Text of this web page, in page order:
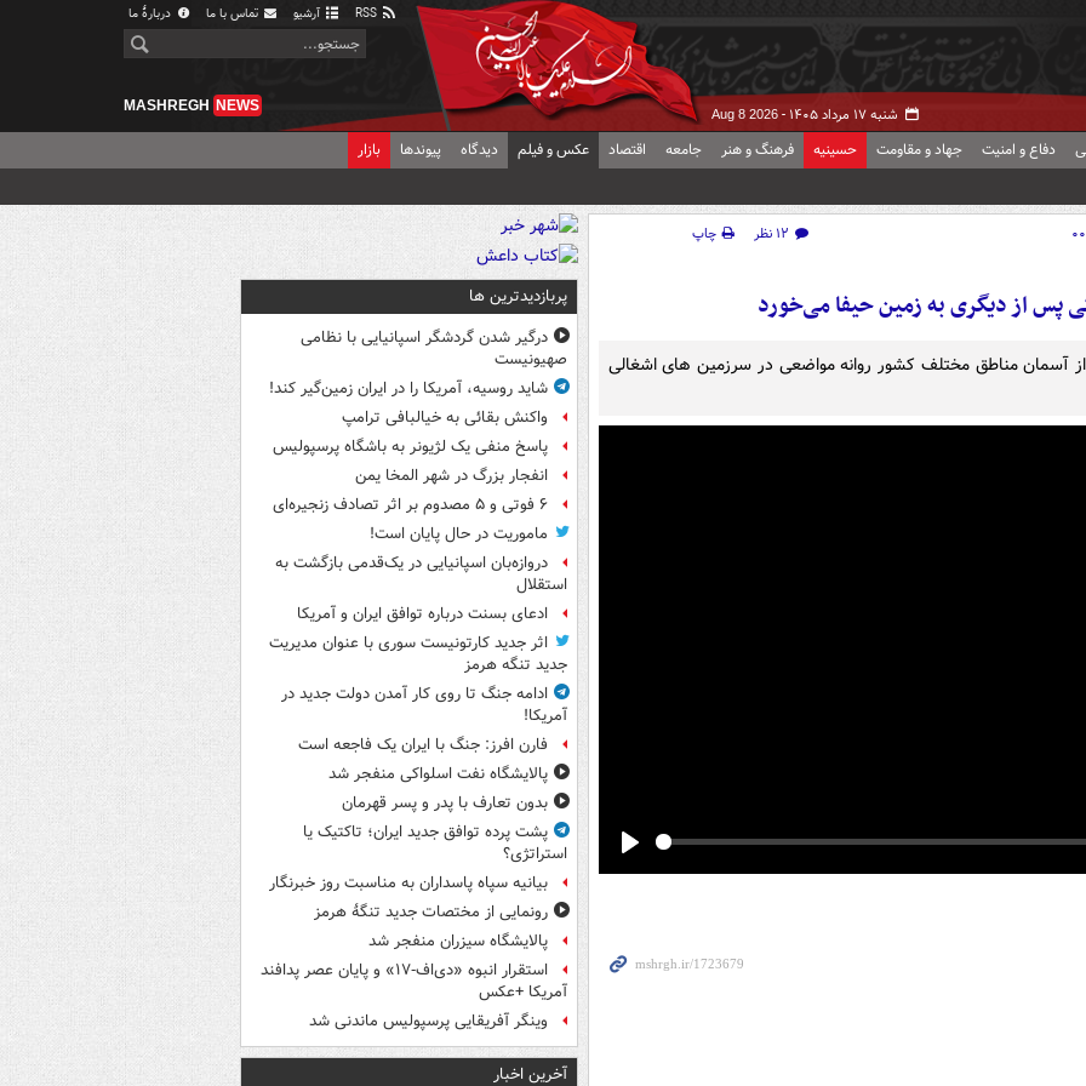
آرشیو تماس با ما دربارهٔ ما
شنبه ۱۷ مرداد ۱۴۰۵ - Aug 8 2026
MASHREGH NEWS
دفاع و امنیت جهاد و مقاومت حسینیه فرهنگ و هنر جامعه اقتصاد عکس و فیلم دیدگاه پیوندها بازار
۱۲ نظر
چاپ
پس از دیگری به زمین حیفا می‌خورد
آسمان مناطق مختلف کشور روانه مواضعی در سرزمین های اشغالی
پربازدیدترین ها
درگیر شدن گردشگر اسپانیایی با نظامی
صهیونیست
شاید روسیه، آمریکا را در ایران زمین‌گیر کند!
واکنش بقائی به خیالبافی ترامپ
پاسخ منفی یک لژیونر به باشگاه پرسپولیس
انفجار بزرگ در شهر المخا یمن
۶ فوتی و ۵ مصدوم بر اثر تصادف زنجیره‌ای
ماموریت در حال پایان است!
دروازه‌بان اسپانیایی در یک‌قدمی بازگشت به
استقلال
ادعای بسنت درباره توافق ایران و آمریکا
اثر جدید کارتونیست سوری با عنوان مدیریت
جدید تنگه هرمز
ادامه جنگ تا روی کار آمدن دولت جدید در
آمریکا!
فارن افرز: جنگ با ایران یک فاجعه است
پالایشگاه نفت اسلواکی منفجر شد
بدون تعارف با پدر و پسر قهرمان
پشت پرده توافق جدید ایران؛ تاکتیک یا
استراتژی؟
بیانیه سپاه پاسداران به مناسبت روز خبرنگار
رونمایی از مختصات جدید تنگۀ هرمز
پالایشگاه سیزران منفجر شد
استقرار انبوه «دی‌اف‑۱۷» و پایان عصر پدافند
آمریکا +عکس
وینگر آفریقایی پرسپولیس ماندنی شد
آخرین اخبار